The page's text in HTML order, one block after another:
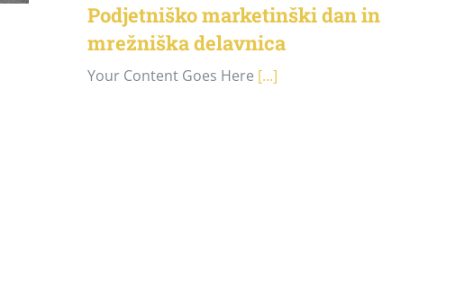
Podjetniško marketinški dan in
mrežniška delavnica
Your Content Goes Here [...]